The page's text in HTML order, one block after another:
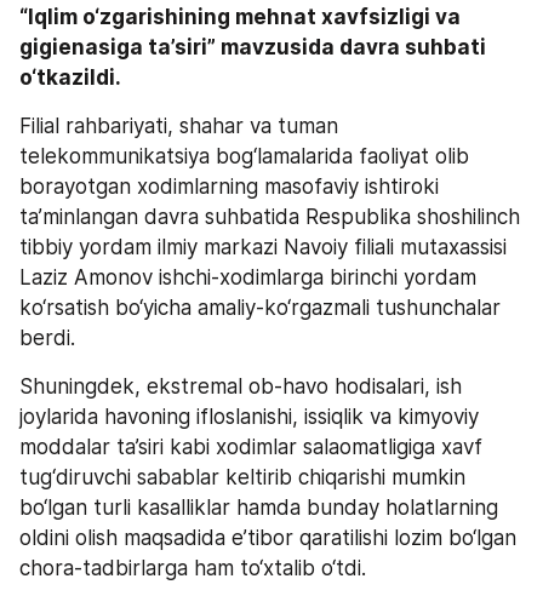
“Iqlim o‘zgarishining mehnat xavfsizligi va
gigienasiga ta’siri” mavzusida davra suhbati
o‘tkazildi.
Filial rahbariyati, shahar va tuman
telekommunikatsiya bog‘lamalarida faoliyat olib
borayotgan xodimlarning masofaviy ishtiroki
ta’minlangan davra suhbatida Respublika shoshilinch
tibbiy yordam ilmiy markazi Navoiy filiali mutaxassisi
Laziz Amonov ishchi-xodimlarga birinchi yordam
ko‘rsatish bo‘yicha amaliy-ko‘rgazmali tushunchalar
berdi.
Shuningdek, ekstremal ob-havo hodisalari, ish
joylarida havoning ifloslanishi, issiqlik va kimyoviy
moddalar ta’siri kabi xodimlar salaomatligiga xavf
tug‘diruvchi sabablar keltirib chiqarishi mumkin
bo‘lgan turli kasalliklar hamda bunday holatlarning
oldini olish maqsadida e’tibor qaratilishi lozim bo‘lgan
chora-tadbirlarga ham to‘xtalib o‘tdi.